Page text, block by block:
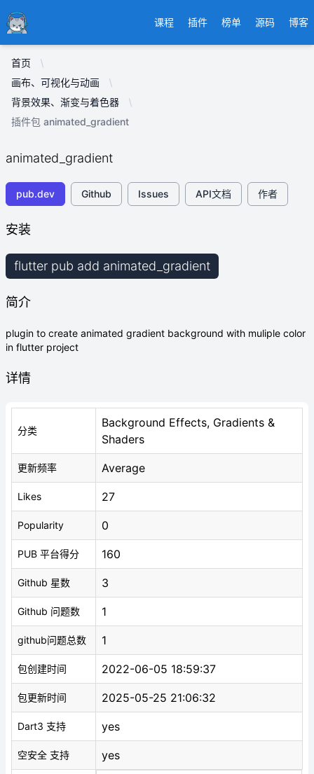
Ducafecat 课程 插件 榜单 源码 博客
首页
画布、可视化与动画
背景效果、渐变与着色器
插件包 animated_gradient
animated_gradient
pub.dev Github Issues API文档 作者
安装
flutter pub add animated_gradient
简介
plugin to create animated gradient background with muliple color
in flutter project
详情
分类
Background Effects, Gradients &
Shaders
更新频率 Average
Likes 27
Popularity 0
PUB 平台得分 160
Github 星数 3
Github 问题数 1
github问题总数 1
包创建时间 2022-06-05 18:59:37
包更新时间 2025-05-25 21:06:32
Dart3 支持 yes
空安全 支持 yes